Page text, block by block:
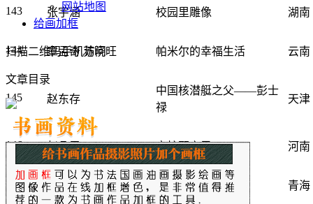
143 张宇涵 校园里雕像 湖南
144 章孟奇 苏晓旺 帕米尔的幸福生活 云南
145 赵东存
中国核潜艇之父——彭士
禄
天津
146 赵凡雷 守护野之灵 河南
147 赵佳洁 那只猫去哪儿了 青海
网站地图
给画加框
扫描二维码手机访问
文章目录